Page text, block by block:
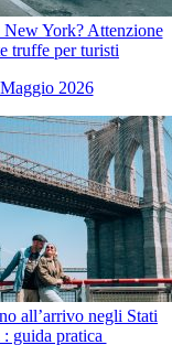
New York? Attenzione
truffe per turisti
2026
all’arrivo negli Stati
guida pratica